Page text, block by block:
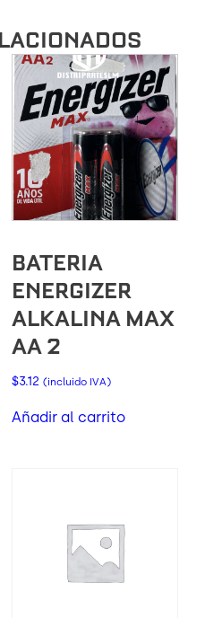
BATERIA
ENERGIZER
ALKALINA MAX
AA 2
$3.12 (incluido IVA)
Añadir al carrito